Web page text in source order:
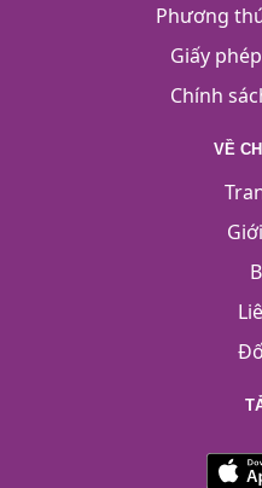
Phương
Giấy
Chính
VỀ